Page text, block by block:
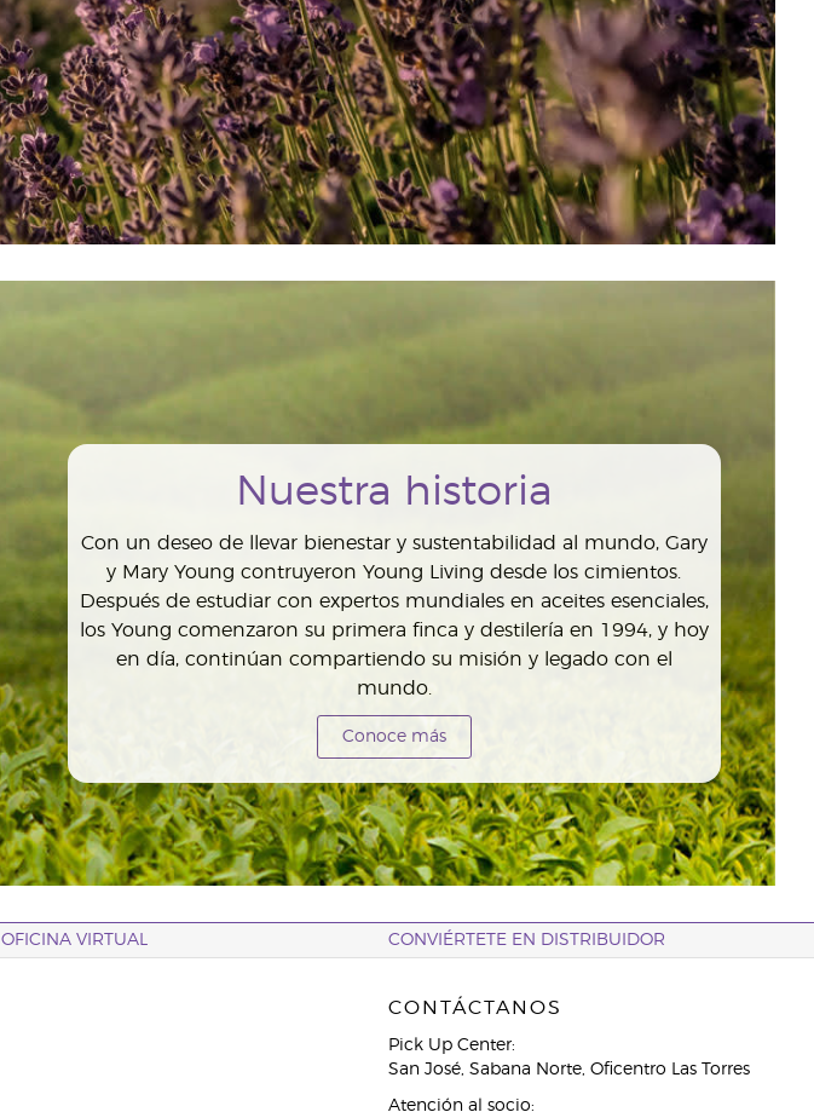
Nuestra historia
Con un deseo de llevar bienestar y sustentabilidad al mundo, Gary
y Mary Young contruyeron Young Living desde los cimientos.
Después de estudiar con expertos mundiales en aceites esenciales,
los Young comenzaron su primera finca y destilería en 1994, y hoy
en día, continúan compartiendo su misión y legado con el
mundo.
Conoce más
OFICINA VIRTUAL CONVIÉRTETE EN DISTRIBUIDOR
CONTÁCTANOS
Pick Up Center:
San José, Sabana Norte, Oficentro Las Torres
Atención al socio: